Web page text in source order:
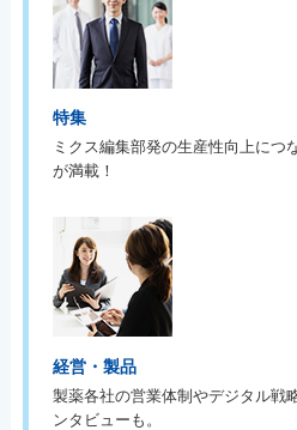
特集
ミクス編集部発の生産性向上につ
が満載！
経営・製品
製薬各社の営業体制やデジタル戦
ンタビューも。